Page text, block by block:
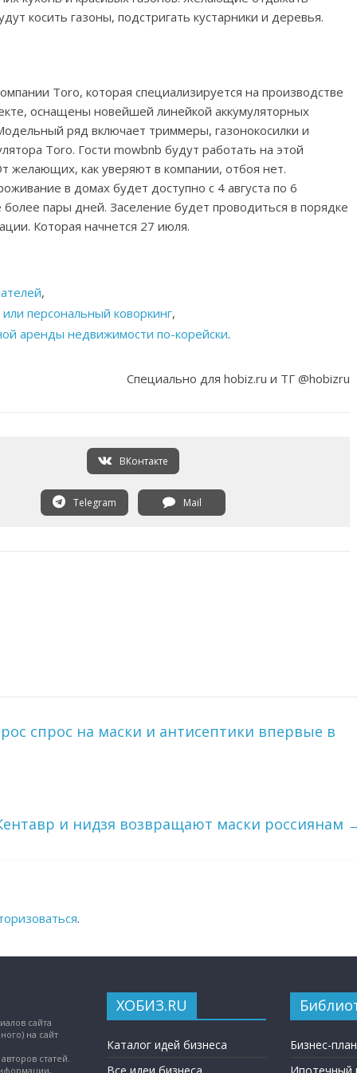
косить газоны, подстригать кустарники и деревья.
Toro, которая специализируется на производстве
оснащены новейшей линейкой аккумуляторных
ряд включает триммеры, газонокосилки и
Toro. Гости mowbnb будут работать на этой
желающих, как уверяют в компании, отбоя нет.
в домах будет доступно с 4 августа по 6
пары дней. Заселение будет проводиться в порядке
Которая начнется 27 июля.
,
персональный коворкинг,
аренды недвижимости по-корейски.
Специально для hobiz.ru и ТГ @hobizru
ВКонтакте
Telegram Mail
спрос на маски и антисептики впервые в
и нидзя возвращают маски россиянам
.
сайта
на сайт
статей.
ХОБИЗ.RU
Каталог идей бизнеса
Бизнес-